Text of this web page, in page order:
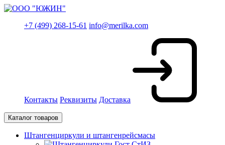
+7 (499) 268-15-61 info@merilka.com
Контакты Реквизиты Доставка
Каталог товаров
Штангенциркули и штангенрейсмасы